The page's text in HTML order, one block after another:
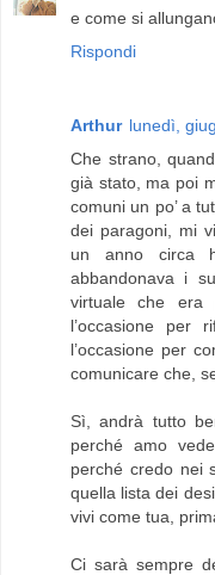
e come si
Rispondi
Arthur lunedì,
Che strano,
già stato, ma poi
comuni un po’ a
dei paragoni, mi
un anno circa
abbandonava i
virtuale che era
l’occasione per
l’occasione per
comunicare che,
Sì, andrà tutto
perché amo
perché credo nei
quella lista dei
vivi come tua,
Ci sarà sempre